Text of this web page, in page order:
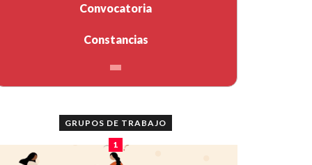
Convocatoria
Constancias
GRUPOS DE TRABAJO
1